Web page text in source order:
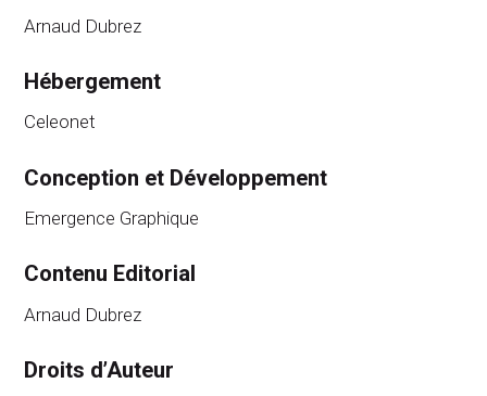
Arnaud Dubrez
Hébergement
Celeonet
Conception et Développement
Emergence Graphique
Contenu Editorial
Arnaud Dubrez
Droits d’Auteur